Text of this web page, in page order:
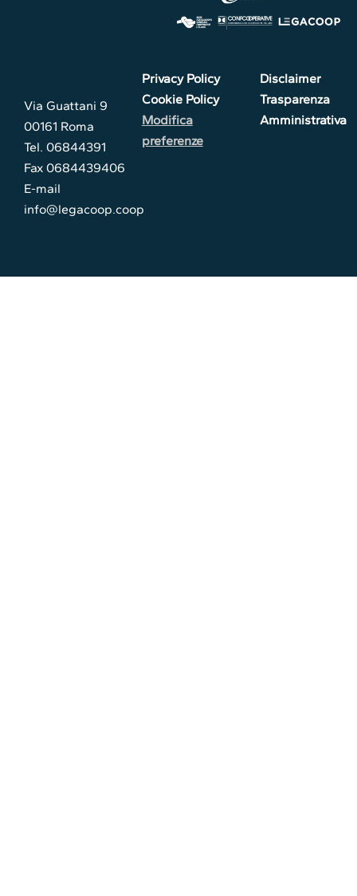
Via Guattani 9
00161 Roma
Tel. 06844391
Fax 0684439406
E-mail
info@legacoop.coop
Privacy Policy
Cookie Policy
Modifica
preferenze
Disclaimer
Trasparenza
Amministrativa